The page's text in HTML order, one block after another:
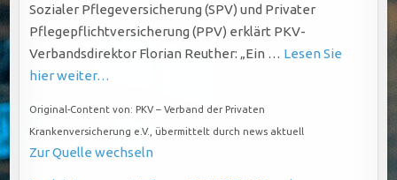
Sozialer Pflegeversicherung (SPV) und Privater
Pflegepflichtversicherung (PPV) erklärt PKV-
Verbandsdirektor Florian Reuther: „Ein … Lesen Sie
hier weiter…
Original-Content von: PKV – Verband der Privaten
Krankenversicherung e.V., übermittelt durch news aktuell
Zur Quelle wechseln